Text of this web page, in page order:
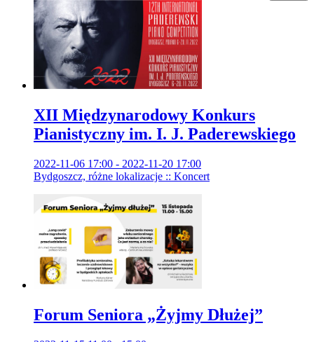
XII Międzynarodowy Konkurs
Pianistyczny im. I. J. Paderewskiego
2022-11-06 17:00 - 2022-11-20 17:00
Bydgoszcz, różne lokalizacje :: Koncert
Forum Seniora „Żyjmy Dłużej”